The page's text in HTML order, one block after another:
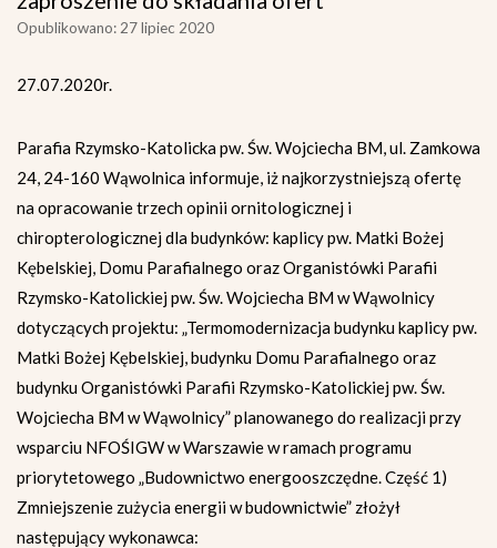
Opublikowano: 27 lipiec 2020
27.07.2020r.
Parafia Rzymsko-Katolicka pw. Św. Wojciecha BM, ul. Zamkowa
24, 24-160 Wąwolnica informuje, iż najkorzystniejszą ofertę
na opracowanie trzech opinii ornitologicznej i
chiropterologicznej dla budynków: kaplicy pw. Matki Bożej
Kębelskiej, Domu Parafialnego oraz Organistówki Parafii
Rzymsko-Katolickiej pw. Św. Wojciecha BM w Wąwolnicy
dotyczących projektu: „Termomodernizacja budynku kaplicy pw.
Matki Bożej Kębelskiej, budynku Domu Parafialnego oraz
budynku Organistówki Parafii Rzymsko-Katolickiej pw. Św.
Wojciecha BM w Wąwolnicy” planowanego do realizacji przy
wsparciu NFOŚIGW w Warszawie w ramach programu
priorytetowego „Budownictwo energooszczędne. Część 1)
Zmniejszenie zużycia energii w budownictwie” złożył
następujący wykonawca: